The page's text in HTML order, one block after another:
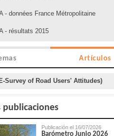
- données France Métropolitaine
- résultats 2015
Artículos
Survey of Road Users' Attitudes)
publicaciones
Publicación el 16/07/2026
Barómetro Junio 2026